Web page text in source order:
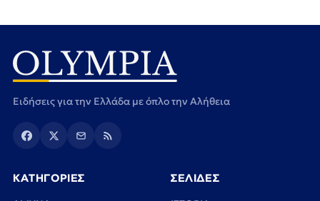
Ειδήσεις για την Ελλάδα με όπλο την Αλήθεια
ΚΑΤΗΓΟΡΙΕΣ ΣΕΛΙΔΕΣ